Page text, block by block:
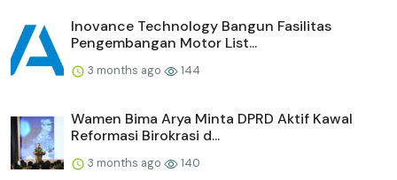
Inovance Technology Bangun Fasilitas
Pengembangan Motor List...
3 months ago 144
Wamen Bima Arya Minta DPRD Aktif Kawal
Reformasi Birokrasi d...
3 months ago 140